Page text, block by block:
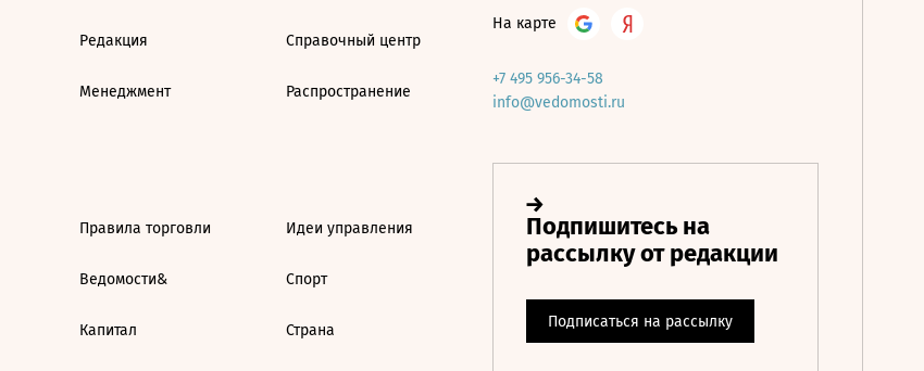
Редакция
Менеджмент
Справочный центр
Распространение
Правила торговли
Ведомости&
Капитал
Идеи управления
Спорт
Страна
На карте
+7 495 956-34-58
info@vedomosti.ru